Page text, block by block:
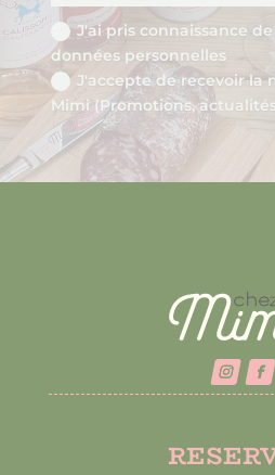
J'ai pris connaissance
données personnelles
J'accepte de recevoir la
Mimi (Promotions,